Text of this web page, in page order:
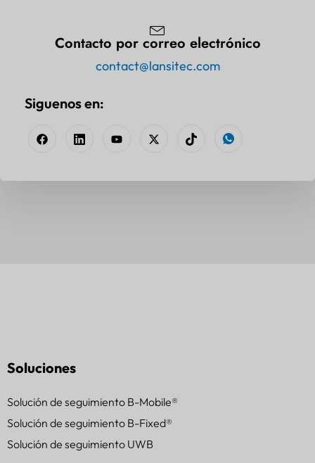
Contacto por correo electrónico
contact@lansitec.com
Siguenos en:
Soluciones
Solución de seguimiento B-Mobile®
Solución de seguimiento B-Fixed®
Solución de seguimiento UWB